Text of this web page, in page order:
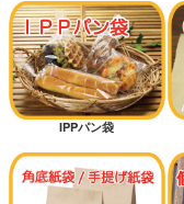
IPPパン袋